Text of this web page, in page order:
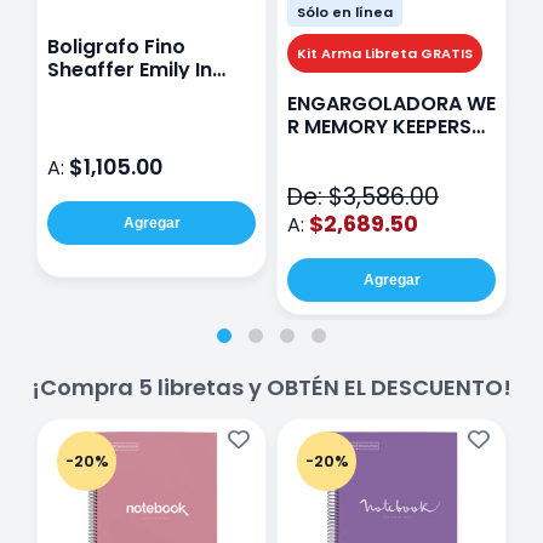
Boligrafo Fino
Sheaffer Emily In
A: $1,105.00
Agregar
Sólo en línea
Kit Arma Libreta GRATIS
ENGARGOLADORA WE
R MEMORY KEEPERS
De: $3,586.00
A: $2,689.50
Agregar
¡Compra 5 libretas y OBTÉN EL DESCUENTO!
-20% -20%